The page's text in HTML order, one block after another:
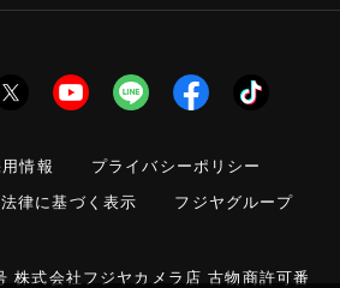
情報
プライバシーポリシー
律に基づく表示
フジヤグループ
株式会社フジヤカメラ店 古物商許可番